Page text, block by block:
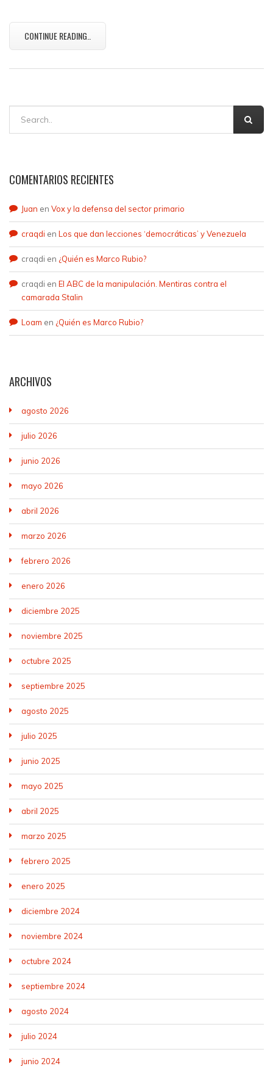
CONTINUE READING..
COMENTARIOS RECIENTES
Juan en Vox y la defensa del sector primario
craqdi en Los que dan lecciones ‘democráticas’ y Venezuela
craqdi en ¿Quién es Marco Rubio?
craqdi en El ABC de la manipulación. Mentiras contra el
camarada Stalin
Loam en ¿Quién es Marco Rubio?
ARCHIVOS
agosto 2026
julio 2026
junio 2026
mayo 2026
abril 2026
marzo 2026
febrero 2026
enero 2026
diciembre 2025
noviembre 2025
octubre 2025
septiembre 2025
agosto 2025
julio 2025
junio 2025
mayo 2025
abril 2025
marzo 2025
febrero 2025
enero 2025
diciembre 2024
noviembre 2024
octubre 2024
septiembre 2024
agosto 2024
julio 2024
junio 2024